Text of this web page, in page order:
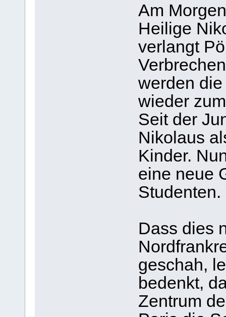
Am
Heilige
verlangt
werden
wieder
Seit der
Nikolaus
Kinder.
eine neue
Studenten.
Dass dies
geschah,
bedenkt,
Zentrum